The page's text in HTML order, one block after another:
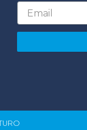
Email